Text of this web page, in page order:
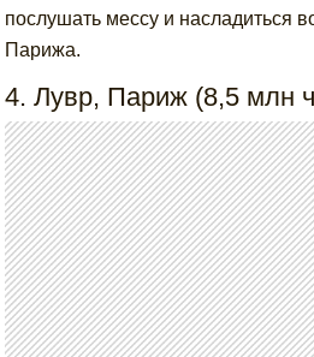
послушать мессу и насладиться
Парижа.
4. Лувр, Париж (8,5 млн